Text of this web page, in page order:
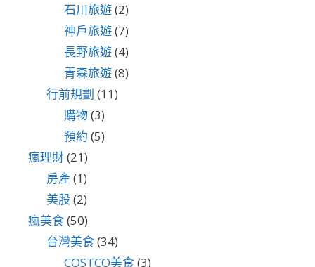
石川旅遊(2)
神戶旅遊(7)
長野旅遊(4)
青森旅遊(8)
行前規劃 (11)
購物(3)
預約 (5)
瘋理財(21)
房產 (1)
美股(2)
瘋美食(50)
台灣美食(34)
COSTCO美食(3)